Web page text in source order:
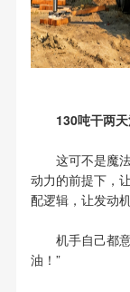
130吨干两
这可不是魔
动力的前提下，
配逻辑，让发动
机手自己都
油！”